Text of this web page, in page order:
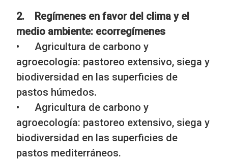
2. Regímenes en favor del clima y el
medio ambiente: ecorregímenes
• Agricultura de carbono y
agroecología: pastoreo extensivo, siega y
biodiversidad en las superficies de
pastos húmedos.
• Agricultura de carbono y
agroecología: pastoreo extensivo, siega y
biodiversidad en las superficies de
pastos mediterráneos.